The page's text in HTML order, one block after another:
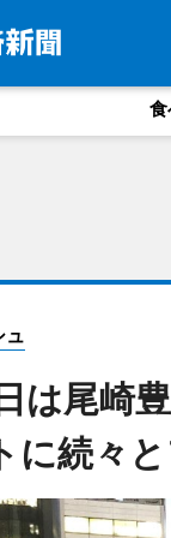
食
ュ
は尾崎
に続々